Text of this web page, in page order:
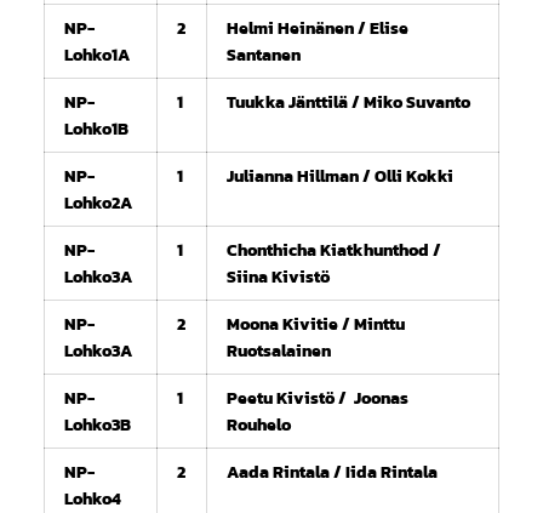
NP-
Lohko1A
2
Helmi Heinänen / Elise
Santanen
NP-
Lohko1B
1 Tuukka Jänttilä / Miko Suvanto
NP-
Lohko2A
1 Julianna Hillman / Olli Kokki
NP-
Lohko3A
1
Chonthicha Kiatkhunthod /
Siina Kivistö
NP-
Lohko3A
2
Moona Kivitie / Minttu
Ruotsalainen
NP-
Lohko3B
1
Peetu Kivistö / Joonas
Rouhelo
NP-
Lohko4
2 Aada Rintala / Iida Rintala